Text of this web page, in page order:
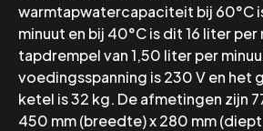
warmtapwatercapaciteit bij 60°C
minuut en bij 40°C is dit 16 liter
tapdrempel van 1,50 liter per
voedingsspanning is 230 V en het
ketel is 32 kg. De afmetingen zijn
450 mm (breedte) x 280 mm